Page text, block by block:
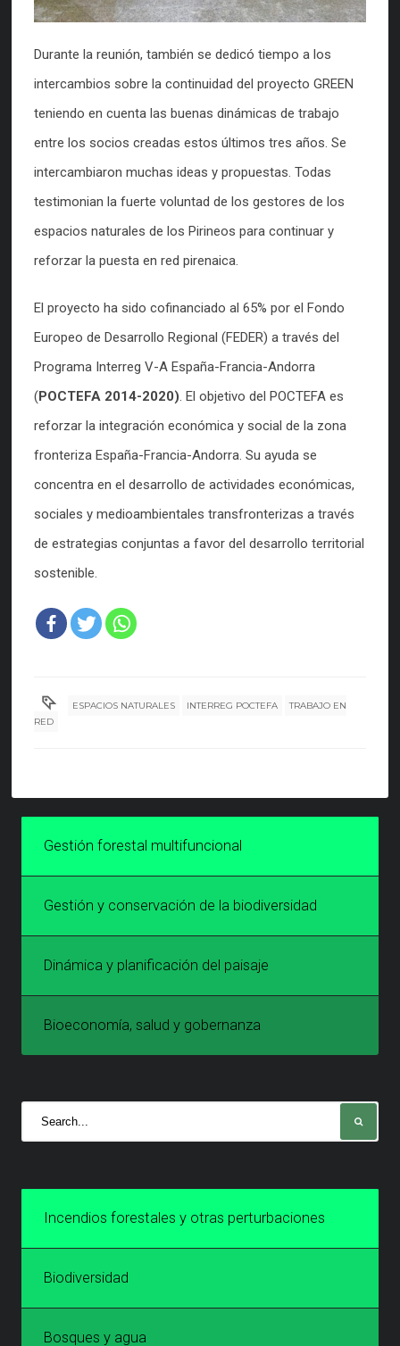
Durante la reunión, también se dedicó tiempo a los
intercambios sobre la continuidad del proyecto GREEN
teniendo en cuenta las buenas dinámicas de trabajo
entre los socios creadas estos últimos tres años. Se
intercambiaron muchas ideas y propuestas. Todas
testimonian la fuerte voluntad de los gestores de los
espacios naturales de los Pirineos para continuar y
reforzar la puesta en red pirenaica.
El proyecto ha sido cofinanciado al 65% por el Fondo
Europeo de Desarrollo Regional (FEDER) a través del
Programa Interreg V-A España-Francia-Andorra
(POCTEFA 2014-2020). El objetivo del POCTEFA es
reforzar la integración económica y social de la zona
fronteriza España-Francia-Andorra. Su ayuda se
concentra en el desarrollo de actividades económicas,
sociales y medioambientales transfronterizas a través
de estrategias conjuntas a favor del desarrollo territorial
sostenible.
ESPACIOS NATURALES INTERREG POCTEFA
TRABAJO EN
RED
Gestión forestal multifuncional
Gestión y conservación de la biodiversidad
Dinámica y planificación del paisaje
Bioeconomía, salud y gobernanza
Incendios forestales y otras perturbaciones
Biodiversidad
Bosques y agua